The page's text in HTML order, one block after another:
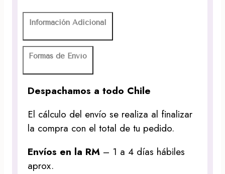
Información Adicional
Formas de Envío
Despachamos a todo Chile
El cálculo del envío se realiza al finalizar
la compra con el total de tu pedido.
Envíos en la RM – 1 a 4 días hábiles
aprox.